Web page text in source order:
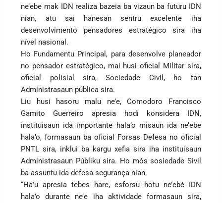
ne’ebe mak IDN realiza bazeia ba vizaun ba futuru IDN
nian, atu sai hanesan sentru excelente iha
desenvolvimento pensadores estratégico sira iha
nível nasional.
Ho Fundamentu Principal, para desenvolve planeador
no pensador estratégico, mai husi oficial Militar sira,
oficial polisial sira, Sociedade Civil, ho tan
Administrasaun pública sira.
Liu husi hasoru malu ne’e, Comodoro Francisco
Gamito Guerreiro apresia hodi konsidera IDN,
instituisaun ida importante hala’o misaun ida ne’ebe
hala’o, formasaun ba oficial Forsas Defesa no oficial
PNTL sira, inklui ba kargu xefia sira iha instituisaun
Administrasaun Públiku sira. Ho mós sosiedade Sivil
ba assuntu ida defesa segurança nian.
“Há’u apresia tebes hare, esforsu hotu ne’ebé IDN
hala’o durante ne’e iha aktividade formasaun sira,